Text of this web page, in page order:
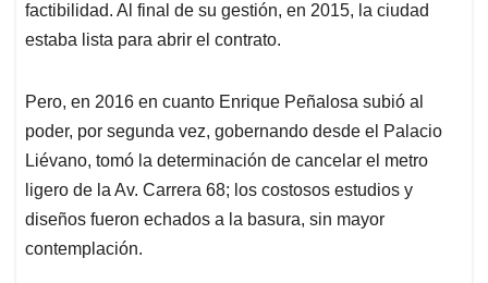
factibilidad. Al final de su gestión, en 2015, la ciudad
estaba lista para abrir el contrato.
Pero, en 2016 en cuanto Enrique Peñalosa subió al
poder, por segunda vez, gobernando desde el Palacio
Liévano, tomó la determinación de cancelar el metro
ligero de la Av. Carrera 68; los costosos estudios y
diseños fueron echados a la basura, sin mayor
contemplación.